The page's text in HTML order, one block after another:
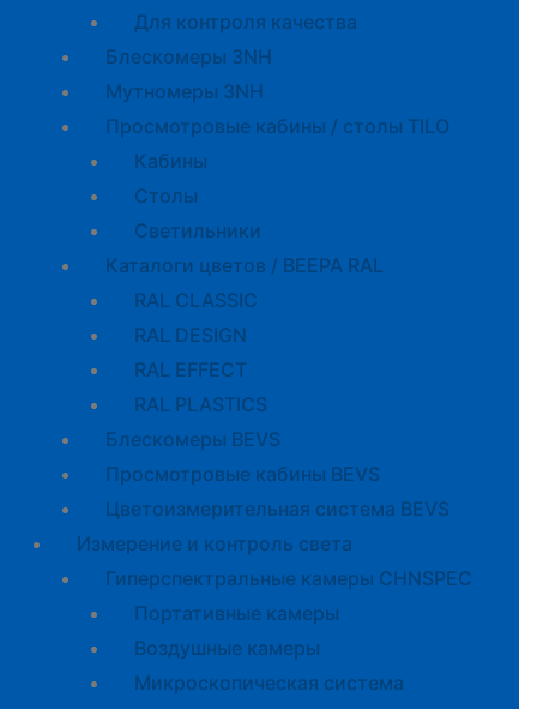
Для контроля качества
Блескомеры 3NH
Мутномеры 3NH
Просмотровые кабины / столы TILO
Кабины
Cтолы
Светильники
Каталоги цветов / BEEPA RAL
RAL CLASSIC
RAL DESIGN
RAL EFFECT
RAL PLASTICS
Блескомеры BEVS
Просмотровые кабины BEVS
Цветоизмерительная система BEVS
Измерение и контроль света
Гиперспектральные камеры CHNSPEC
Портативные камеры
Воздушные камеры
Микроскопическая система